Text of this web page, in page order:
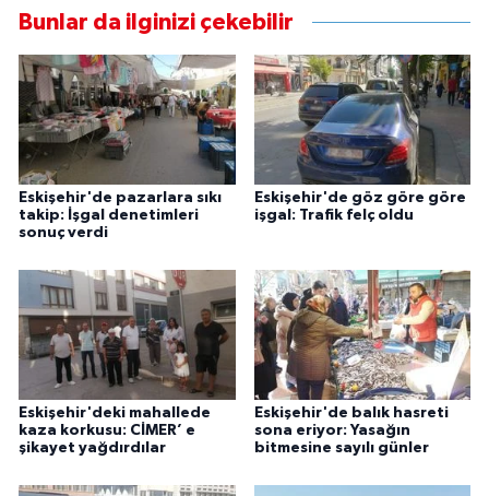
Bunlar da ilginizi çekebilir
Eskişehir'de pazarlara sıkı
takip: İşgal denetimleri
sonuç verdi
Eskişehir'de göz göre göre
işgal: Trafik felç oldu
Eskişehir'deki mahallede
kaza korkusu: CİMER’ e
şikayet yağdırdılar
Eskişehir'de balık hasreti
sona eriyor: Yasağın
bitmesine sayılı günler